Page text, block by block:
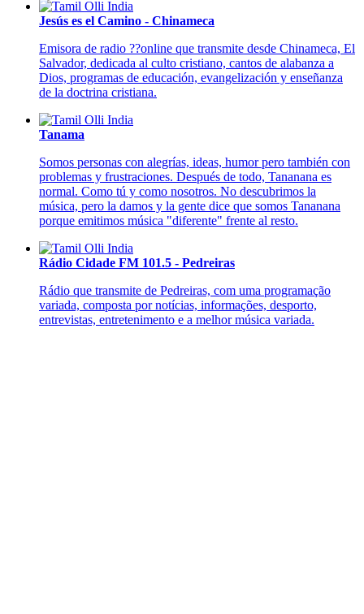
Jesús es el Camino - Chinameca
Emisora de radio ??online que transmite desde Chinameca, El
Salvador, dedicada al culto cristiano, cantos de alabanza a
Dios, programas de educación, evangelización y enseñanza
de la doctrina cristiana.
Tanama
Somos personas con alegrías, ideas, humor pero también con
problemas y frustraciones. Después de todo, Tananana es
normal. Como tú y como nosotros. No descubrimos la
música, pero la damos y la gente dice que somos Tananana
porque emitimos música "diferente" frente al resto.
Rádio Cidade FM 101.5 - Pedreiras
Rádio que transmite de Pedreiras, com uma programação
variada, composta por notícias, informações, desporto,
entrevistas, entretenimento e a melhor música variada.